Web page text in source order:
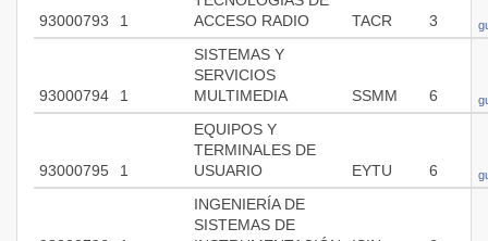
93000793 1
ACCESO RADIO
TACR 3
93000794 1
SISTEMAS Y
SERVICIOS
MULTIMEDIA
SSMM 6
93000795 1
EQUIPOS Y
TERMINALES DE
USUARIO
EYTU 6
INGENIERÍA DE
SISTEMAS DE